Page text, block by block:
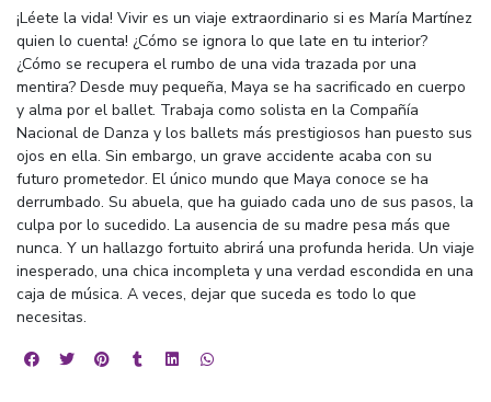
¡Léete la vida! Vivir es un viaje extraordinario si es María Martínez
quien lo cuenta! ¿Cómo se ignora lo que late en tu interior?
¿Cómo se recupera el rumbo de una vida trazada por una
mentira? Desde muy pequeña, Maya se ha sacrificado en cuerpo
y alma por el ballet. Trabaja como solista en la Compañía
Nacional de Danza y los ballets más prestigiosos han puesto sus
ojos en ella. Sin embargo, un grave accidente acaba con su
futuro prometedor. El único mundo que Maya conoce se ha
derrumbado. Su abuela, que ha guiado cada uno de sus pasos, la
culpa por lo sucedido. La ausencia de su madre pesa más que
nunca. Y un hallazgo fortuito abrirá una profunda herida. Un viaje
inesperado, una chica incompleta y una verdad escondida en una
caja de música. A veces, dejar que suceda es todo lo que
necesitas.